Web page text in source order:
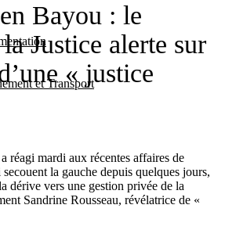
et Transport
Bayou : le
Justice alerte sur
« justice
réagi mardi aux récentes affaires de
la gauche depuis quelques jours,
dérive vers une gestion privée de la
Sandrine Rousseau, révélatrice de «